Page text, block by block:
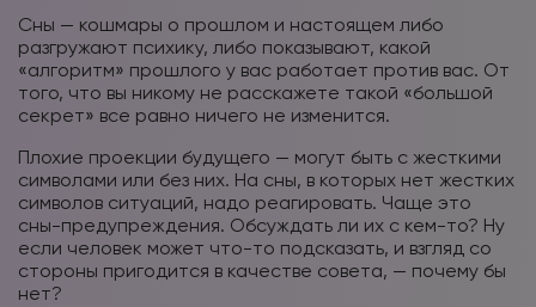
Сны — кошмары о прошлом и настоящем либо
разгружают психику, либо показывают, какой
«алгоритм» прошлого у вас работает против вас. От
того, что вы никому не расскажете такой «большой
секрет» все равно ничего не изменится.
Плохие проекции будущего — могут быть с жесткими
символами или без них. На сны, в которых нет жестких
символов ситуаций, надо реагировать. Чаще это
сны-предупреждения. Обсуждать ли их с кем-то? Ну
если человек может что-то подсказать, и взгляд со
стороны пригодится в качестве совета, — почему бы
нет?